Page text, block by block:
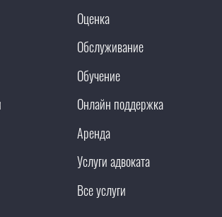
Оценка
Обслуживание
Обучение
Онлайн поддержка
Аренда
Услуги адвоката
Все услуги